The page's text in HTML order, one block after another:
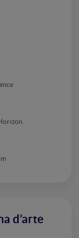
d’arte